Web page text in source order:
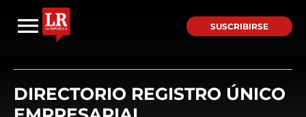
SUSCRIBIRSE
DIRECTORIO REGISTRO ÚNICO